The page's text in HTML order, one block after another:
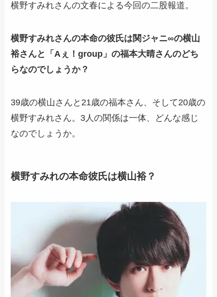
横野すみれさんの文春による今回の二股報道。
横野すみれさんの本命の彼氏は関ジャニ∞の横山
裕さんと「Aぇ！group」の福本大晴さんのどち
らなのでしょうか？
39歳の横山さんと21歳の福本さん、そして20歳の
横野すみれさん。3人の関係は一体、どんな感じ
なのでしょうか。
横野すみれの本命彼氏は横山裕？